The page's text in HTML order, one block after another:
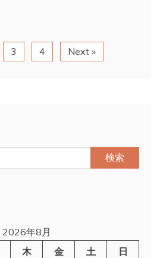
3 4 Next »
2026年8月
木 金 土
日